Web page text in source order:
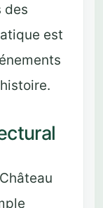
des
est